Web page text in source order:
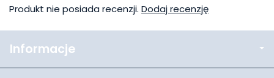
Produkt nie posiada recenzji. Dodaj recenzję
Informacje